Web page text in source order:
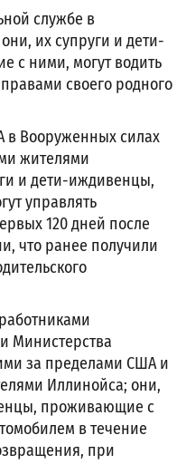
службе в
их супруги и дети-
с ними, могут водить
своего родного
в Вооруженных силах
жителями
и дети-иждивенцы,
управлять
120 дней после
что ранее получили
Министерства
за пределами США и
Иллинойса; они,
проживающие с
в течение
при